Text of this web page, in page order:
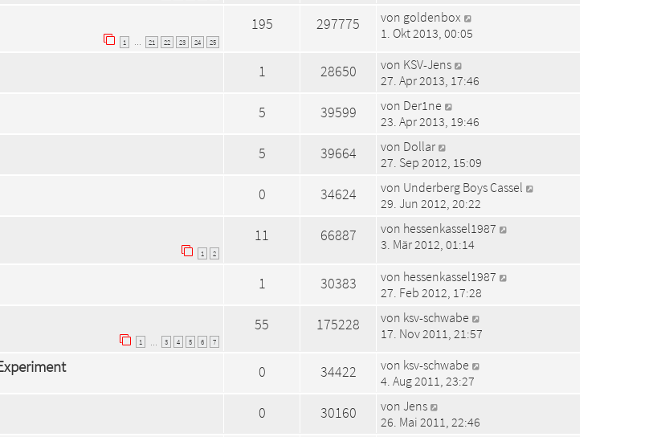
1 … 21 22 23 24 25
195 297775 von goldenbox
1. Okt 2013, 00:05
1 28650 von KSV-Jens
27. Apr 2013, 17:46
5 39599 von Der1ne
23. Apr 2013, 19:46
5 39664 von Dollar
27. Sep 2012, 15:09
0 34624 von Underberg Boys Cassel
29. Jun 2012, 20:22
1 2
11 66887 von hessenkassel1987
3. Mär 2012, 01:14
1 30383 von hessenkassel1987
27. Feb 2012, 17:28
1 3 4 5 6 7
55 175228 von ksv-schwabe
17. Nov 2011, 21:57
0 34422 von ksv-schwabe
4. Aug 2011, 23:27
0 30160 von Jens
26. Mai 2011, 22:46